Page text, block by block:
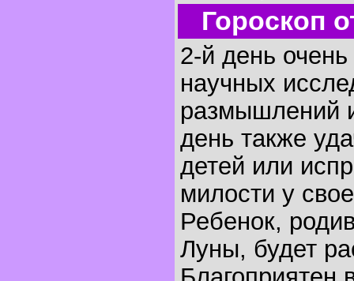
Гороскоп
2-й день
научных
размышлений
день также
детей или
милости у
Ребенок,
Луны, будет